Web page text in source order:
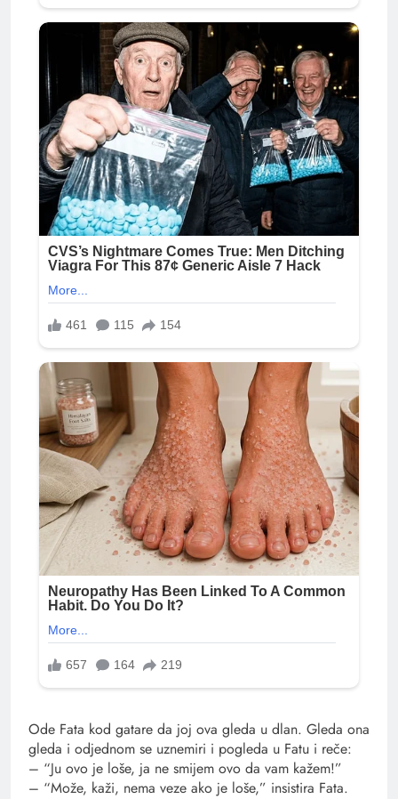
Ode Fata kod gatare da joj ova gleda u dlan. Gleda ona
gleda i odjednom se uznemiri i pogleda u Fatu i reče:
– “Ju ovo je loše, ja ne smijem ovo da vam kažem!”
– “Može, kaži, nema veze ako je loše,” insistira Fata.